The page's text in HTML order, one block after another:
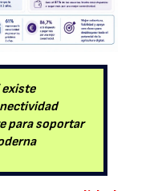
existe
para soportar